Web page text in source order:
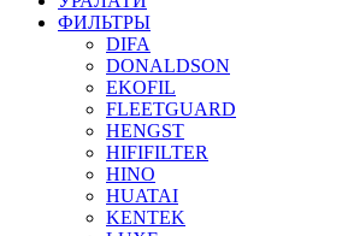
ФИЛЬТРЫ
DIFA
DONALDSON
EKOFIL
FLEETGUARD
HENGST
HIFIFILTER
HINO
HUATAI
KENTEK